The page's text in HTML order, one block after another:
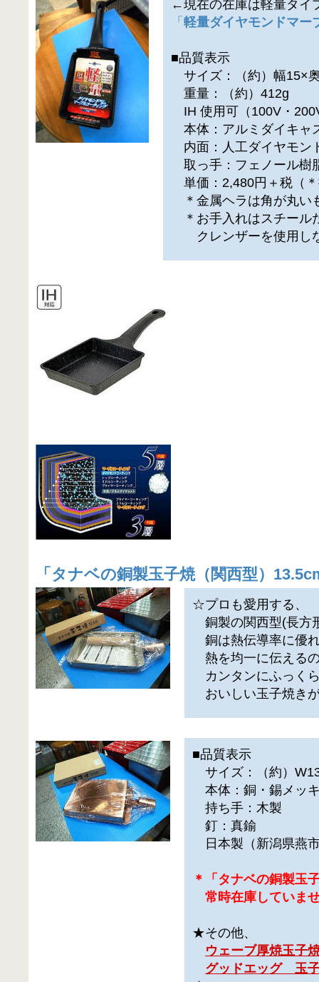
←現在の在庫は軽量タイ
「軽量ダイヤモンドマー
■品質表示
サイズ：（約）幅15×
重量：（約）412g
IH 使用可（100V・
本体：アルミダイキャ
内面：人工ダイヤモン
取っ手：フェノール樹
単価：2,480円＋税（
＊金属ヘラは角が丸い
＊お手入れはスチール
クレンザーを使用し
「 タナベの銅製玉子焼（関西型）
☆プロも愛用する、
銅製の関西型(長方
銅は熱伝導率に優
熱を均一に伝える
カンタンにふっく
おいしい玉子焼き
■品質表示
サイズ：（約）
本体：銅・錫メッ
持ち手：木製
釘：真鍮
日本製（新潟県燕
＊「タナベの銅製玉
常時在庫していま
★その他、
ウェーブ厚焼玉子
グッドエッグ 玉